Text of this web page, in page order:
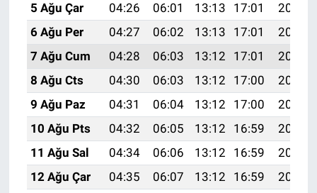
5 Ağu Çar
04:26 06:01 13:13 17:01
20:15
6 Ağu Per
04:27 06:02 13:13 17:01
20:13
7 Ağu Cum
04:28 06:03 13:12 17:01
20:12
8 Ağu Cts
04:30 06:03 13:12 17:00
20:11
9 Ağu Paz
04:31 06:04 13:12 17:00
20:10
10 Ağu Pts
04:32 06:05 13:12 16:59
20:09
11 Ağu Sal
04:34 06:06 13:12 16:59
20:08
12 Ağu Çar
04:35 06:07 13:12 16:59
20:07